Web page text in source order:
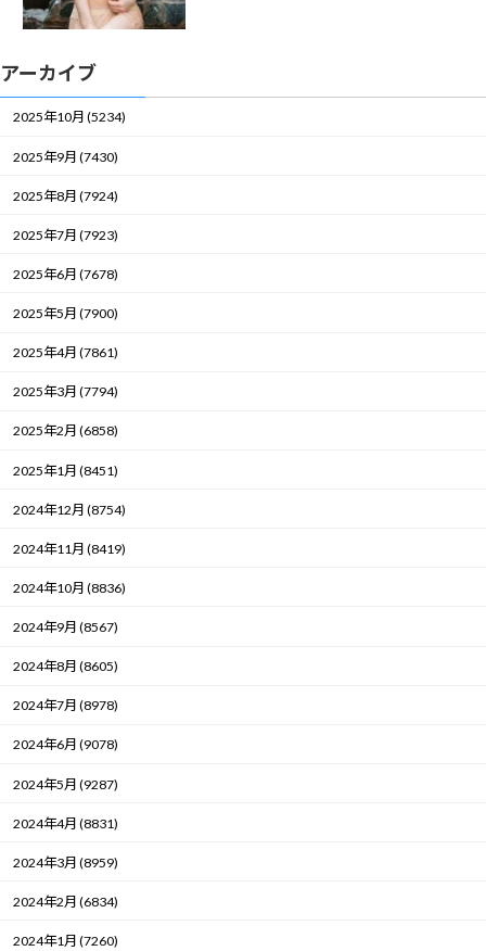
アーカイブ
2025年10月 (5234)
2025年9月 (7430)
2025年8月 (7924)
2025年7月 (7923)
2025年6月 (7678)
2025年5月 (7900)
2025年4月 (7861)
2025年3月 (7794)
2025年2月 (6858)
2025年1月 (8451)
2024年12月 (8754)
2024年11月 (8419)
2024年10月 (8836)
2024年9月 (8567)
2024年8月 (8605)
2024年7月 (8978)
2024年6月 (9078)
2024年5月 (9287)
2024年4月 (8831)
2024年3月 (8959)
2024年2月 (6834)
2024年1月 (7260)